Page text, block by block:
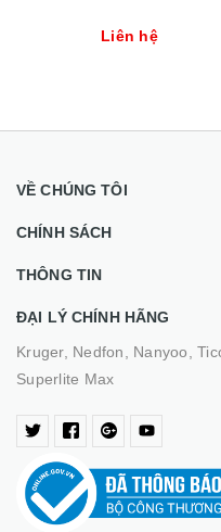
Liên hệ
VỀ CHÚNG TÔI
CHÍNH SÁCH
THÔNG TIN
ĐẠI LÝ CHÍNH HÃNG
Kruger, Nedfon, Nanyoo,
Superlite Max